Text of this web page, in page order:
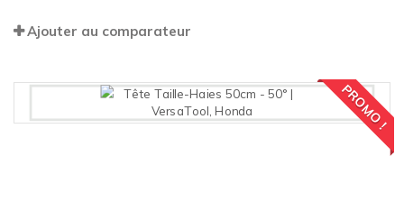
Ajouter au comparateur
PROMO !